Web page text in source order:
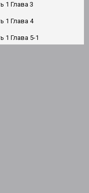
1 Глава 3
1 Глава 4
1 Глава 5-1